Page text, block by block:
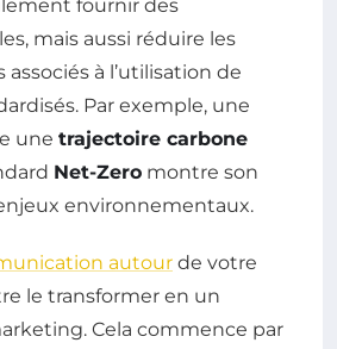
fournir des
mais aussi réduire les
à l’utilisation de
Par exemple, une
une trajectoire carbone
Net-Zero montre son
environnementaux.
autour de votre
le transformer en un
Cela commence par